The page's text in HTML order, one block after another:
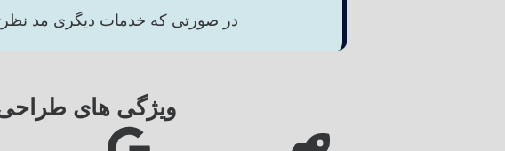
در صورتی که خدمات دیگری مد
ویژگی های طراحی